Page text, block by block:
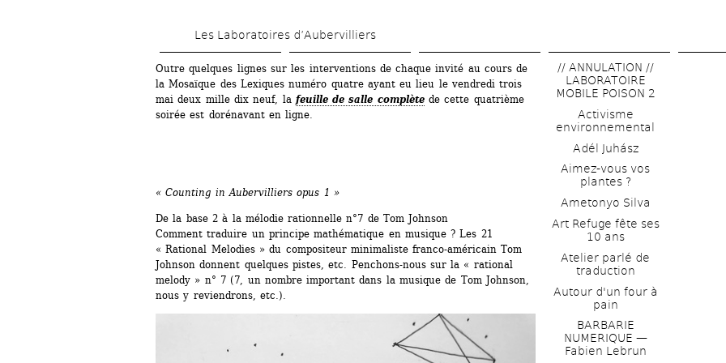
contenu
principal
Les Laboratoires d’Aubervilliers
Outre quelques lignes sur les interventions de chaque invité au cours de
la Mosaïque des Lexiques numéro quatre ayant eu lieu le vendredi trois
mai deux mille dix neuf, la feuille de salle complètede cette quatrième
soirée est dorénavant en ligne.
« Counting in Aubervilliers opus 1 »
De la base 2 à la mélodie rationnelle n°7 de Tom Johnson
Comment traduire un principe mathématique en musique ? Les 21
« Rational Melodies » du compositeur minimaliste franco-américain Tom
Johnson donnent quelques pistes, etc. Penchons-nous sur la « rational
melody » n° 7 (7, un nombre important dans la musique de Tom Johnson,
nous y reviendrons, etc.).
// ANNULATION //
LABORATOIRE
MOBILE POISON 2
Activisme
environnemental
Adél Juhász
Aimez-vous vos
plantes ?
Ametonyo Silva
Art Refuge fête ses
10 ans
Atelier parlé de
traduction
Autour d'un four à
pain
BARBARIE
NUMERIQUE —
Fabien Lebrun